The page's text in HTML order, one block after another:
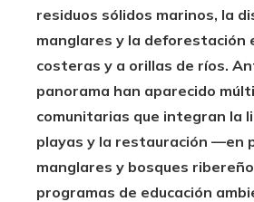
residuos sólidos marinos, la
manglares y la deforestación
costeras y a orillas de ríos.
panorama han aparecido
comunitarias que integran la
playas y la restauración —en
manglares y bosques
programas de educación